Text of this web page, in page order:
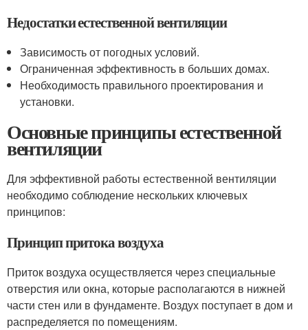
Недостатки естественной вентиляции
Зависимость от погодных условий.
Ограниченная эффективность в больших домах.
Необходимость правильного проектирования и
установки.
Основные принципы естественной
вентиляции
Для эффективной работы естественной вентиляции
необходимо соблюдение нескольких ключевых
принципов:
Принцип притока воздуха
Приток воздуха осуществляется через специальные
отверстия или окна, которые располагаются в нижней
части стен или в фундаменте. Воздух поступает в дом и
распределяется по помещениям.